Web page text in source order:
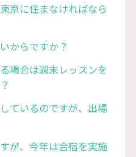
京に住まなければなら
からですか？
場合は週末レッスンを
ているのですが、出場
が、今年は合宿を実施